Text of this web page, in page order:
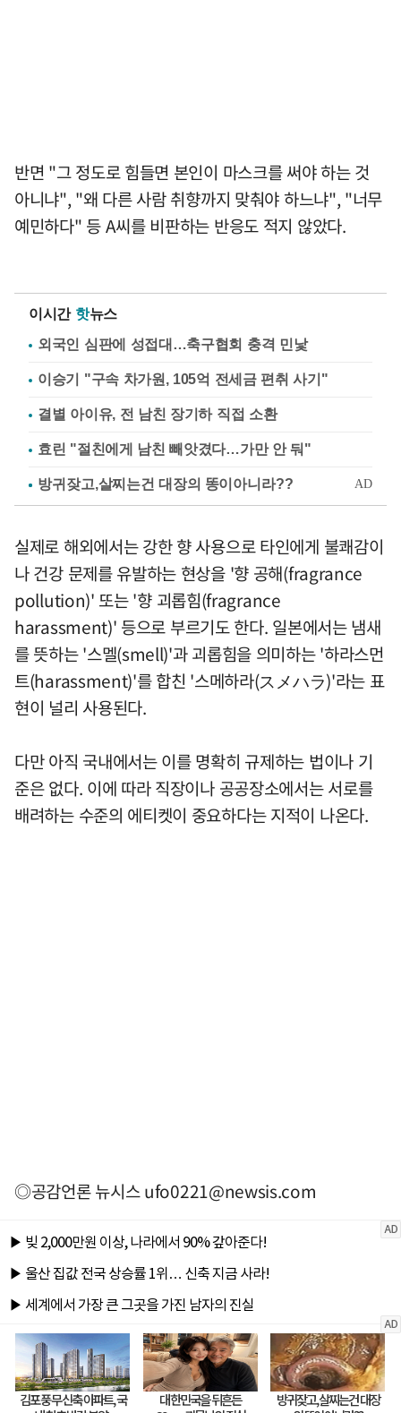
반면 "그 정도로 힘들면 본인이 마스크를 써야 하는 것
아니냐", "왜 다른 사람 취향까지 맞춰야 하느냐", "너무
예민하다" 등 A씨를 비판하는 반응도 적지 않았다.
이시간 핫뉴스
외국인 심판에 성접대…축구협회 충격 민낯
이승기 "구속 차가원, 105억 전세금 편취 사기"
결별 아이유, 전 남친 장기하 직접 소환
효린 "절친에게 남친 빼앗겼다…가만 안 둬"
실제로 해외에서는 강한 향 사용으로 타인에게 불쾌감이
나 건강 문제를 유발하는 현상을 '향 공해(fragrance
pollution)' 또는 '향 괴롭힘(fragrance
harassment)' 등으로 부르기도 한다. 일본에서는 냄새
를 뜻하는 '스멜(smell)'과 괴롭힘을 의미하는 '하라스먼
트(harassment)'를 합친 '스메하라(スメハラ)'라는 표
현이 널리 사용된다.
다만 아직 국내에서는 이를 명확히 규제하는 법이나 기
준은 없다. 이에 따라 직장이나 공공장소에서는 서로를
배려하는 수준의 에티켓이 중요하다는 지적이 나온다.
◎공감언론 뉴시스ufo0221@newsis.com